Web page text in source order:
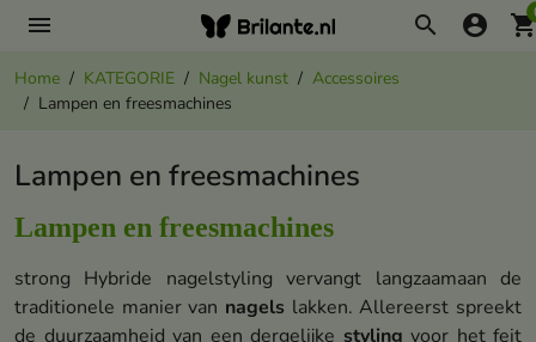
menu search account_circle
Home KATEGORIE Nagel kunst
Accessoires
Lampen en freesmachines
Lampen en freesmachines
Lampen en freesmachines
strong Hybride nagelstyling vervangt langzaamaan de
traditionele manier van nagels lakken. Allereerst spreekt
de duurzaamheid van een dergelijke styling voor het feit